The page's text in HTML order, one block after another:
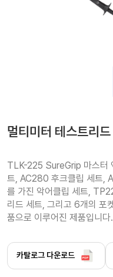
멀티미터 테스트리
TLK-225 SureGrip 마스터
트, AC280 후크클립 세트,
를 가진 악어클립 세트,
리드 세트, 그리고 6개의 포
품으로 이루어진 제품입니다.
카탈로그 다운로드